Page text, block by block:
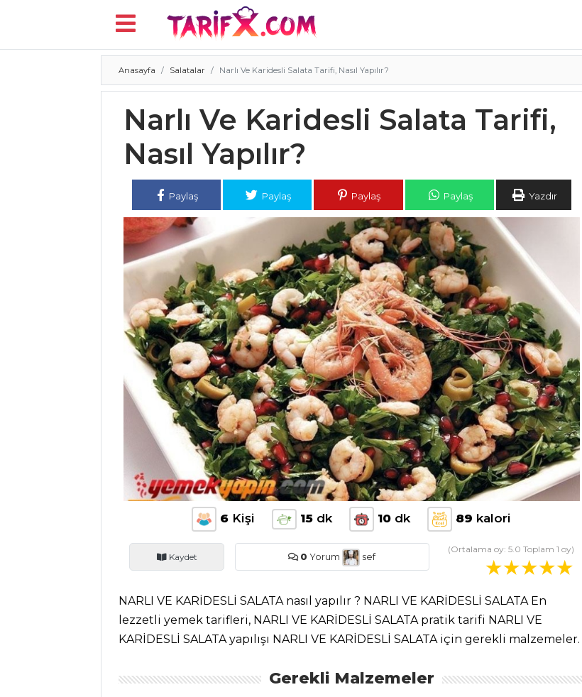
Kategoriler
İÇECEKLER
Tarifi, Nasıl Yapılır?
Anasayfa Salatalar Narlı Ve Karidesli Salata Tarifi, Nasıl Yapılır?
Narlı Ve Karidesli Salata Tarifi,
Nasıl Yapılır?
Paylaş Paylaş Paylaş Paylaş Yazdır
6 Kişi 15 dk 10 dk 89 kalori
Kaydet 0 Yorum sef
(Ortalama oy: 5.0 Toplam 1 oy)
NARLI VE KARİDESLİ SALATA nasıl yapılır ? NARLI VE KARİDESLİ SALATA En
lezzetli yemek tarifleri, NARLI VE KARİDESLİ SALATA pratik tarifi NARLI VE
KARİDESLİ SALATA yapılışı NARLI VE KARİDESLİ SALATA için gerekli malzemeler.
Gerekli Malzemeler